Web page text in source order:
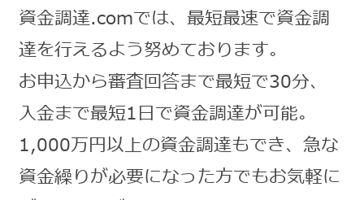
資金調達.comでは、最短最速で資金調
達を行えるよう努めております。
お申込から審査回答まで最短で30分、
入金まで最短1日で資金調達が可能。
1,000万円以上の資金調達もでき、急な
資金繰りが必要になった方でもお気軽に